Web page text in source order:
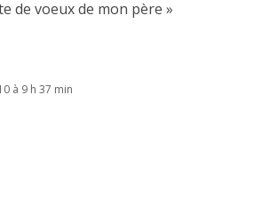
de voeux de mon père »
à 9 h 37 min